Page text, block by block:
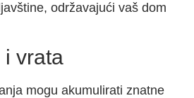
održavajući vaš dom
i vrata
mogu akumulirati znatne